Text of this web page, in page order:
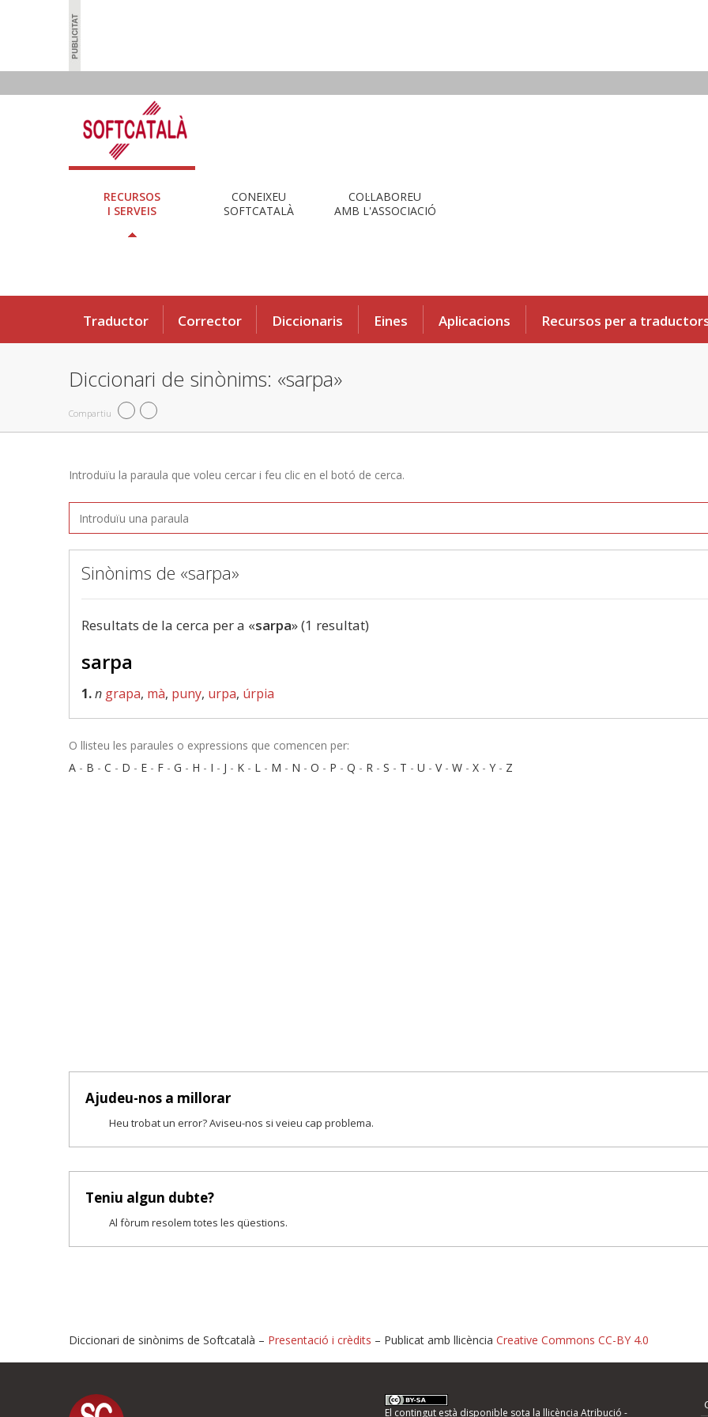
RECURSOS
I SERVEIS
CONEIXEU
SOFTCATALÀ
COL·LABOREU
AMB L'ASSOCIACIÓ
Traductor Corrector Diccionaris Eines Aplicacions Recursos per a
Diccionari de sinònims: «sarpa»
Compartiu
Introduïu la paraula que voleu cercar i feu clic en el botó de cerca.
Sinònims de «sarpa»
Resultats de la cerca per a «sarpa» (1 resultat)
sarpa
1.n grapa, mà, puny, urpa, úrpia
O llisteu les paraules o expressions que comencen per:
A - B - C - D - E - F - G - H - I - J - K - L - M - N - O - P - Q - R - S - T - U - V- W - X - Y - Z
Ajudeu-nos a millorar
Heu trobat un error? Aviseu-nos si veieu cap problema.
Teniu algun dubte?
Al fòrum resolem totes les qüestions.
Proposeu-nos millores o informeu d'errors
Diccionari de sinònims de Softcatalà – Presentació i crèdits – Publicat amb llicència Creative Commons CC-BY 4.0
El contingut està disponible sota la llicència Atribució -